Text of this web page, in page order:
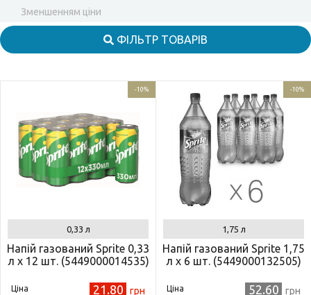
Зменшенням ціни
ФІЛЬТР ТОВАРІВ
-10%
0,33 л
Напій газований Sprite 0,33
л x 12 шт. (5449000014535)
Ціна 21.80 грн
-10%
1,75 л
Напій газований Sprite 1,75
л x 6 шт. (5449000132505)
Ціна 52.60 грн